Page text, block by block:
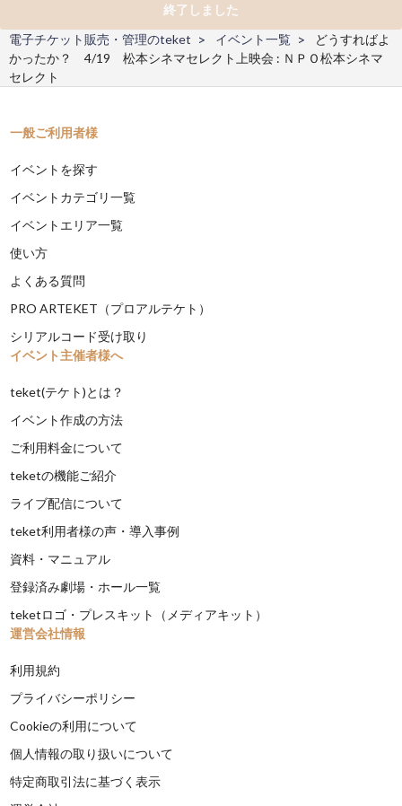
終了しました
電子チケット販売・管理のteket
イベント一覧
どうすればよ
かったか？ 4/19 松本シネマセレクト上映会 : ＮＰＯ松本シネマ
セレクト
一般ご利用者様
イベントを探す
イベントカテゴリ一覧
イベントエリア一覧
使い方
よくある質問
PRO ARTEKET（プロアルテケト）
シリアルコード受け取り
イベント主催者様へ
teket(テケト)とは？
イベント作成の方法
ご利用料金について
teketの機能ご紹介
ライブ配信について
teket利用者様の声・導入事例
資料・マニュアル
登録済み劇場・ホール一覧
teketロゴ・プレスキット（メディアキット）
運営会社情報
利用規約
プライバシーポリシー
Cookieの利用について
個人情報の取り扱いについて
特定商取引法に基づく表示